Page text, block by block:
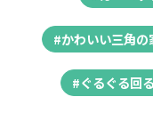
#かわいい三角の
#ぐるぐる回